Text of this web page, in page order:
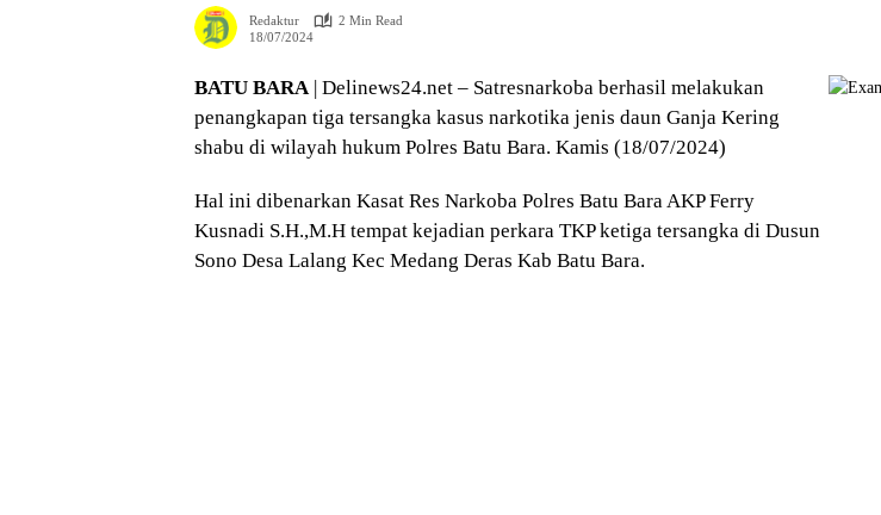
Redaktur
2 Min Read
18/07/2024
BATU BARA| Delinews24.net – Satresnarkoba berhasil melakukan
penangkapan tiga tersangka kasus narkotika jenis daun Ganja Kering
shabu di wilayah hukum Polres Batu Bara. Kamis (18/07/2024)
Hal ini dibenarkan Kasat Res Narkoba Polres Batu Bara AKP Ferry
Kusnadi S.H.,M.H tempat kejadian perkara TKP ketiga tersangka di Dusun
Sono Desa Lalang Kec Medang Deras Kab Batu Bara.